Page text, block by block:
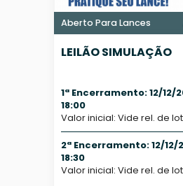
Aberto Para Lances
LEILÃO SIMULAÇÃO
1ª Encerramento: 12/12/
18:00
Valor inicial: Vide rel. de
2ª Encerramento: 12/12/
18:30
Valor inicial: Vide rel. de